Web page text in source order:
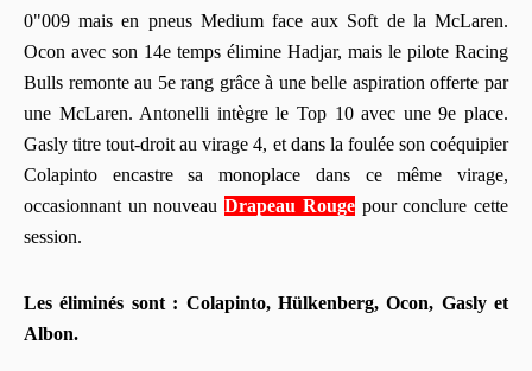
0"009 mais en pneus Medium face aux Soft de la McLaren.
Ocon avec son 14e temps élimine Hadjar, mais le pilote Racing
Bulls remonte au 5e rang grâce à une belle aspiration offerte par
une McLaren. Antonelli intègre le Top 10 avec une 9e place.
Gasly titre tout-droit au virage 4, et dans la foulée son coéquipier
Colapinto encastre sa monoplace dans ce même virage,
occasionnant un nouveauDrapeau Rougepour conclure cette
session.
Les éliminés sont : Colapinto, Hülkenberg, Ocon, Gasly et
Albon.